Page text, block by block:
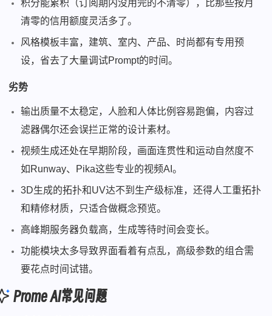
积分能累积（订阅期内没用完的不清零），比那些按月
清零的信用额度灵活多了。
风格模板丰富，建筑、室内、产品、时尚都有专用预
设，省去了大量调试Prompt的时间。
劣势
输出质量不太稳定，人脸和人体比例容易跑偏，内容过
滤器偶尔还会误拦正常的设计素材。
视频生成还处在早期阶段，画面连贯性和运动自然度不
如Runway、Pika这些专业的视频AI。
3D生成的拓扑和UV达不到生产级标准，还得人工重拓扑
和精修材质，只适合做概念预览。
高峰期服务器负载高，生成等待时间会变长。
功能模块太多导致界面看着有点乱，高级参数的组合需
要花点时间试错。
Prome AI常见问题